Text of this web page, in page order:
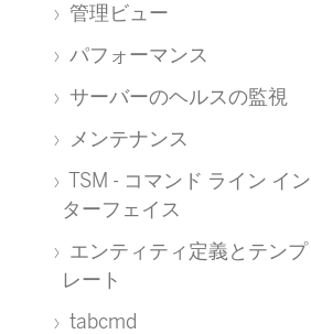
管理ビュー
パフォーマンス
サーバーのヘルスの監視
メンテナンス
TSM - コマンド ライン イン
ターフェイス
エンティティ定義とテンプ
レート
tabcmd